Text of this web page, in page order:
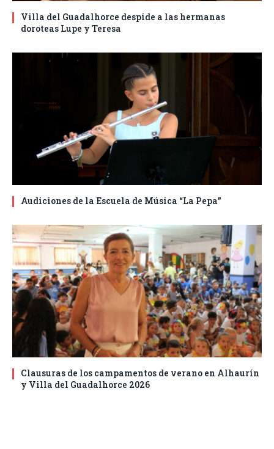
Villa del Guadalhorce despide a las hermanas
doroteas Lupe y Teresa
Audiciones de la Escuela de Música “La Pepa”
Clausuras de los campamentos de verano en Alhaurín
y Villa del Guadalhorce 2026